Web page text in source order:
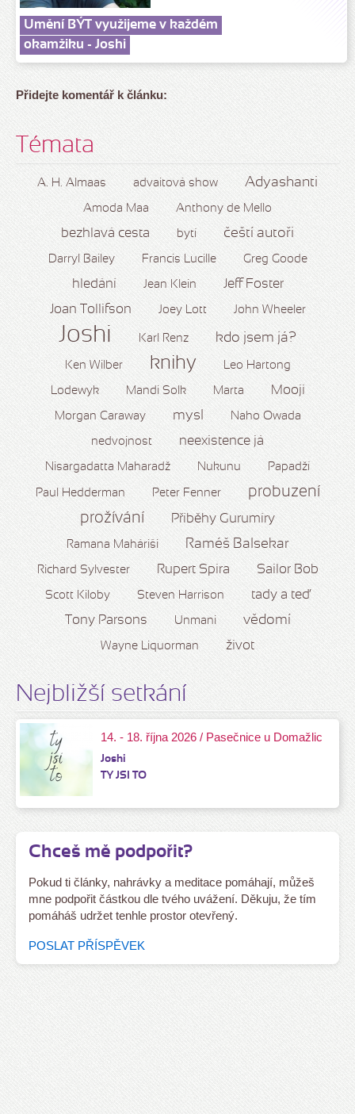
Umění BÝT využijeme v každém
okamžiku - Joshi
Přidejte komentář k článku:
Témata
A. H. Almaas advaitová show Adyashanti
Amoda Maa Anthony de Mello
bezhlavá cesta bytí čeští autoři
Darryl Bailey Francis Lucille Greg Goode
hledání Jean Klein Jeff Foster
Joan Tollifson Joey Lott John Wheeler
Joshi Karl Renz kdo jsem já?
Ken Wilber knihy Leo Hartong
Lodewyk Mandi Solk Marta Mooji
Morgan Caraway mysl Naho Owada
nedvojnost neexistence já
Nisargadatta Maharadž Nukunu Papadží
Paul Hedderman Peter Fenner
probuzení
prožívání
Příběhy Gurumíry
Ramana Maháriši Raméš Balsekar
Richard Sylvester Rupert Spira Sailor Bob
Scott Kiloby Steven Harrison tady a teď
Tony Parsons Unmani vědomí
Wayne Liquorman život
Nejbližší setkání
14. - 18. října 2026 / Pasečnice u Domažlic
Joshi
TY JSI TO
Chceš mě podpořit?
Pokud ti články, nahrávky a meditace pomáhají, můžeš
mne podpořit částkou dle tvého uvážení. Děkuju, že tím
pomáháš udržet tenhle prostor otevřený.
POSLAT PŘÍSPĚVEK